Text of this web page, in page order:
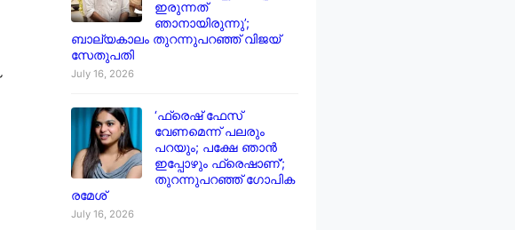
ഇരുന്നത്
ഞാനായിരുന്നു’;
ബാല്യകാലം തുറന്നുപറഞ്ഞ് വിജയ്
സേതുപതി
July 16, 2026
‘ഫ്രെഷ് ഫേസ്
വേണമെന്ന് പലരും
പറയും; പക്ഷേ ഞാൻ
ഇപ്പോഴും ഫ്രെഷാണ്’;
തുറന്നുപറഞ്ഞ് ഗോപിക
രമേശ്
July 16, 2026